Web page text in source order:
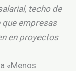
techo de
empresas
en proyectos
«Menos